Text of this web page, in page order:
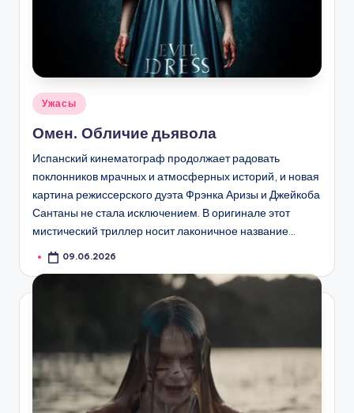
Опубликовано
Ужасы
Омен. Обличие дьявола
Испанский кинематограф продолжает радовать
поклонников мрачных и атмосферных историй, и новая
картина режиссерского дуэта Фрэнка Аризы и Джейкоба
Сантаны не стала исключением. В оригинале этот
мистический триллер носит лаконичное название…
09.06.2026